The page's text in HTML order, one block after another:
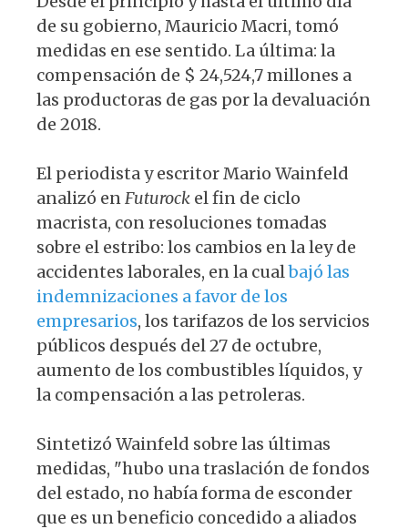
de su gobierno, Mauricio Macri, tomó
medidas en ese sentido. La última: la
compensación de $ 24,524,7 millones a
las productoras de gas por la devaluación
de 2018.
El periodista y escritor Mario Wainfeld
analizó en Futurock el fin de ciclo
macrista, con resoluciones tomadas
sobre el estribo: los cambios en la ley de
accidentes laborales, en la cualbajó las
indemnizaciones a favor de los
empresarios, los tarifazos de los servicios
públicos después del 27 de octubre,
aumento de los combustibles líquidos, y
la compensación a las petroleras.
Sintetizó Wainfeld sobre las últimas
medidas, "hubo una traslación de fondos
del estado, no había forma de esconder
que es un beneficio concedido a aliados